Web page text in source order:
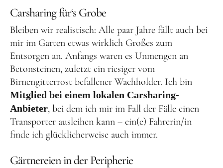
Carsharing für‘s Grobe
Bleiben wir realistisch: Alle paar Jahre fällt auch bei
mir im Garten etwas wirklich Großes zum
Entsorgen an. Anfangs waren es Unmengen an
Betonsteinen, zuletzt ein riesiger vom
Birnengitterrost befallener Wachholder. Ich bin
Mitglied bei einem lokalen Carsharing-
Anbieter, bei dem ich mir im Fall der Fälle einen
Transporter ausleihen kann – ein(e) Fahrerin/in
finde ich glücklicherweise auch immer.
Gärtnereien in der Peripherie